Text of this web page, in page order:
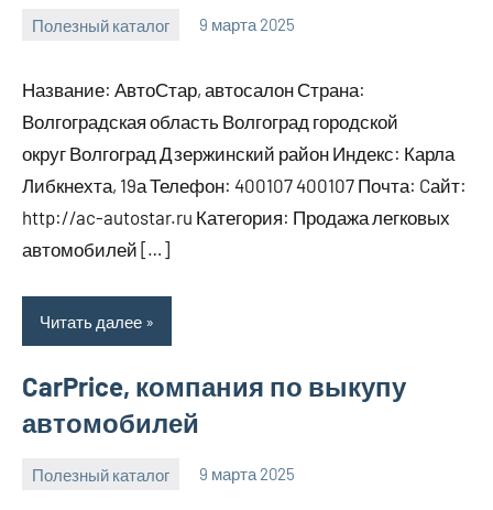
Полезный каталог 9 марта 2025
Anisa
Нет
Название: АвтоСтар, автосалон Страна:
Волгоградская область Волгоград городской
округ Волгоград Дзержинский район Индекс: Карла
Либкнехта, 19а Телефон: 400107 400107 Почта: Cайт:
http://ac-autostar.ru Категория: Продажа легковых
автомобилей […]
Читать далее
CarPrice, компания по выкупу
автомобилей
Полезный каталог 9 марта 2025